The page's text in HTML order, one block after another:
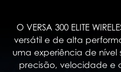
O VERSA 300 ELITE
versátil e de alta
uma experiência de nível
precisão, velocidade e